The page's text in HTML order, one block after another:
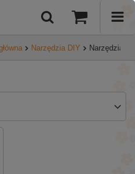
Narzędzia DIY Narzędzia